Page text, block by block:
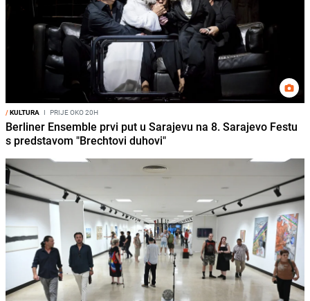
/KULTURA I PRIJE OKO 20H
Berliner Ensemble prvi put u Sarajevu na 8. Sarajevo Festu
s predstavom "Brechtovi duhovi"